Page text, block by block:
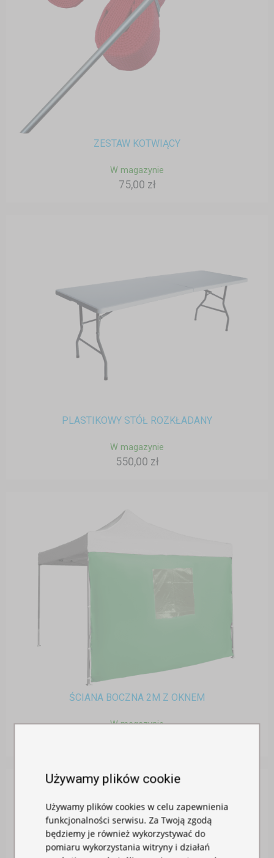
ZESTAW KOTWIĄCY
W magazynie
75,00 zł
PLASTIKOWY STÓŁ ROZKŁADANY
W magazynie
550,00 zł
ŚCIANA BOCZNA 2M Z OKNEM
W magazynie
Używamy plików cookie
Używamy plików cookies w celu zapewnienia
funkcjonalności serwisu. Za Twoją zgodą
będziemy je również wykorzystywać do
pomiaru wykorzystania witryny i działań